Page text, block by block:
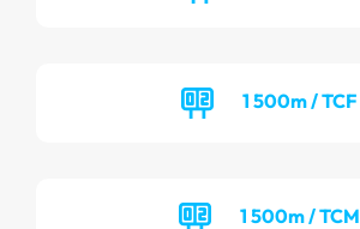
1 500m / TCF
1 500m / TCM